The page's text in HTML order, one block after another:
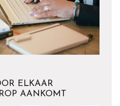
ELKAAR
AANKOMT